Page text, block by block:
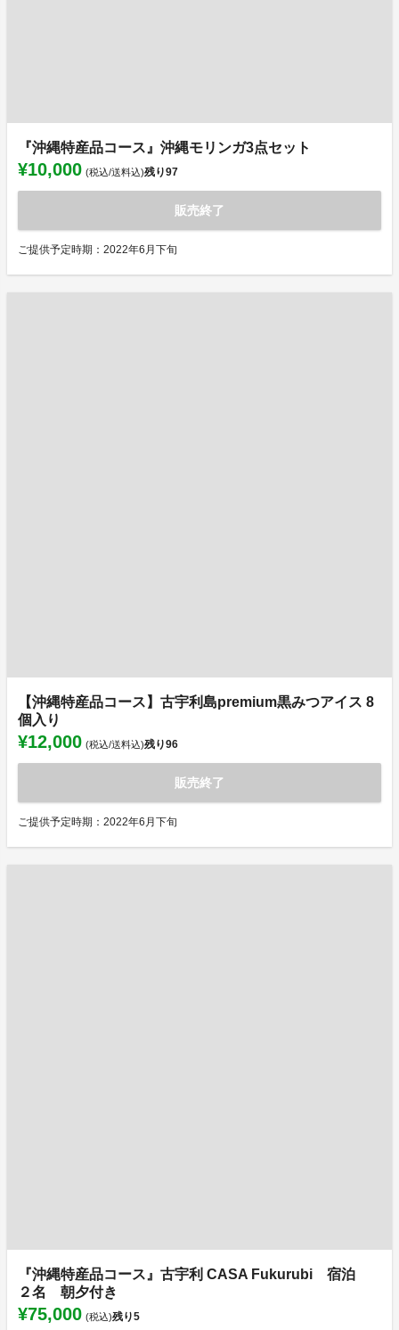
『沖縄特産品コース』沖縄モリンガ3点セット
¥10,000 (税込/送料込)残り97
販売終了
ご提供予定時期：2022年6月下旬
【沖縄特産品コース】古宇利島premium黒みつアイス 8
個入り
¥12,000 (税込/送料込)残り96
販売終了
ご提供予定時期：2022年6月下旬
『沖縄特産品コース』古宇利 CASA Fukurubi 宿泊
２名 朝夕付き
¥75,000 (税込)残り5